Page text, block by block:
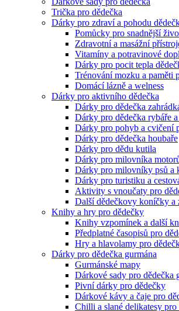
Trička pro dědečka
Dárky pro zdraví a pohodu
Pomůcky pro snadnější
Zdravotní a masážní
Vitamíny a potravinové
Dárky pro pocit tepla
Trénování mozku a paměti
Domácí lázně a welness
Dárky pro aktivního dědečka
Dárky pro dědečka
Dárky pro dědečka rybáře
Dárky pro pohyb a cvičení
Dárky pro dědečka houbaře
Dárky pro dědu kutila
Dárky pro milovníka
Dárky pro milovníky psů a
Dárky pro turistiku a
Aktivity s vnoučaty pro
Další dědečkovy koníčky a
Knihy a hry pro dědečky
Knihy vzpomínek a další
Předplatné časopisů pro
Hry a hlavolamy pro
Dárky pro dědečka gurmána
Gurmánské mapy
Dárkové sady pro dědečka
Pivní dárky pro dědečky
Dárkové kávy a čaje pro
Chilli a slané delikatesy pro